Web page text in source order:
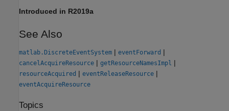
Introduced in R2019a
See Also
matlab.DiscreteEventSystem | eventForward |
cancelAcquireResource | getResourceNamesImpl |
resourceAcquired | eventReleaseResource |
eventAcquireResource
Topics